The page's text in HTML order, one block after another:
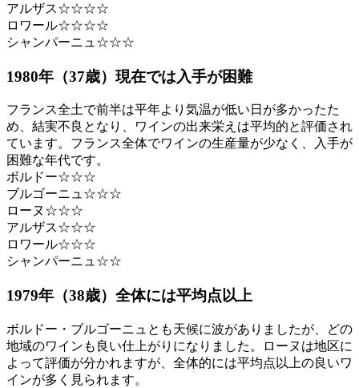
アルザス☆☆☆☆
ロワール☆☆☆☆
シャンパーニュ☆☆☆
1980年（37歳）現在では入手が困難
フランス全土で前半は平年より気温が低い日が多かったた
め、結実不良となり、ワインの出来栄えは平均的と評価され
ています。フランス全体でワインの生産量が少なく、入手が
困難な年代です。
ボルドー☆☆☆
ブルゴーニュ☆☆☆
ローヌ☆☆☆
アルザス☆☆☆
ロワール☆☆☆
シャンパーニュ☆☆
1979年（38歳）全体には平均点以上
ボルドー・ブルゴーニュとも天候に波がありましたが、どの
地域のワインも良い仕上がりになりました。ローヌは地区に
よって評価が分かれますが、全体的には平均点以上の良いワ
インが多く見られます。